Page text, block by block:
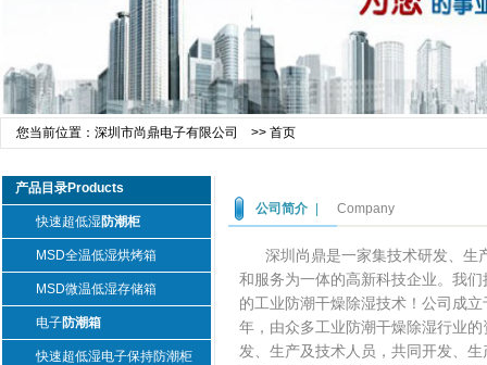
您当前位置： 深圳市尚鼎电子有限公司 >> 首页
产品目录Products
快速超低湿防潮柜
MSD全温低湿烘烤箱
MSD微温低湿存储箱
电子防潮箱
快速超低湿电子保持防潮柜
公司简介 Company
深圳尚鼎是一家集技术研发、生
和服务为一体的高新科技企业。我们
的工业防潮干燥除湿技术！公司成
年，由众多工业防潮干燥除湿行业的
发、生产及技术人员，共同开发、生